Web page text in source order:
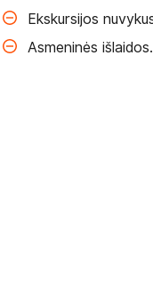
Ekskursijos
Asmeninės išlaidos.